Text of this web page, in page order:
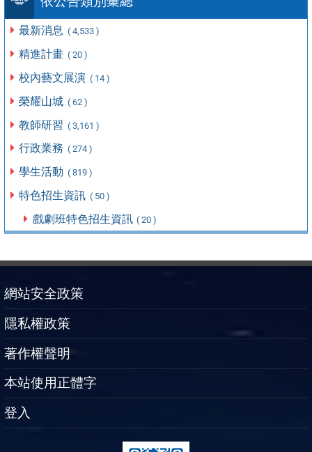
最新消息 ( 4,533 )
精進計畫 ( 20 )
校內藝文展演 ( 14 )
榮耀山城 ( 62 )
教師研習 ( 3,161 )
行政業務 ( 274 )
學生活動 ( 819 )
特色招生資訊 ( 50 )
戲劇班特色招生資訊 ( 20 )
網站安全政策
隱私權政策
著作權聲明
本站使用正體字
登入